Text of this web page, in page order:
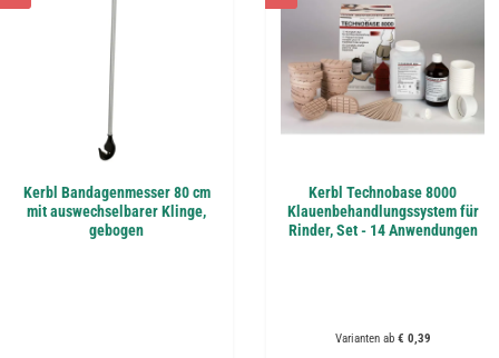
Kerbl Bandagenmesser 80 cm
mit auswechselbarer Klinge,
gebogen
Kerbl Technobase 8000
Klauenbehandlungssystem für
Rinder, Set - 14 Anwendungen
Varianten ab€ 0,39